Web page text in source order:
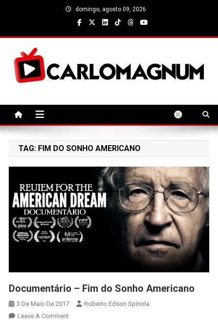
domingo, agosto 09, 2026
TAG: FIM DO SONHO AMERICANO
Documentário – Fim do Sonho Americano
3 De Maio De 2017
Roberto Edson Spínola
Leave A CommentOn